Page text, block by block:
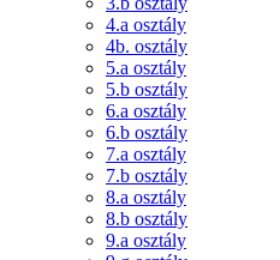
4.a osztály
4b. osztály
5.a osztály
5.b osztály
6.a osztály
6.b osztály
7.a osztály
7.b osztály
8.a osztály
8.b osztály
9.a osztály